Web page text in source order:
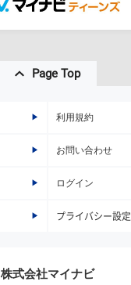
Page Top
利用規約
お問い合わせ
ログイン
プライバシー設定
株式会社マイナビ